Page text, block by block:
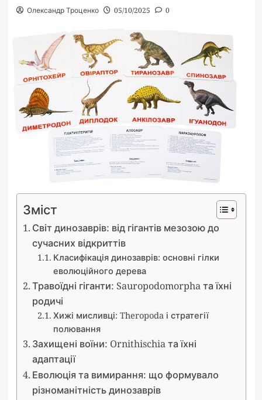
Олександр Троценко 05/10/2025 0
Зміст
Світ динозаврів: від гігантів мезозою до
сучасних відкриттів
Класифікація динозаврів: основні гілки
еволюційного дерева
Травоїдні гіганти: Sauropodomorpha та їхні
родичі
Хижі мисливці: Theropoda і стратегії
полювання
Захищені воїни: Ornithischia та їхні
адаптації
Еволюція та вимирання: що формувало
різноманітність динозаврів